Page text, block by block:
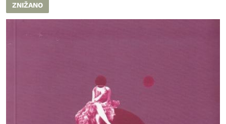
ZNIŽANO